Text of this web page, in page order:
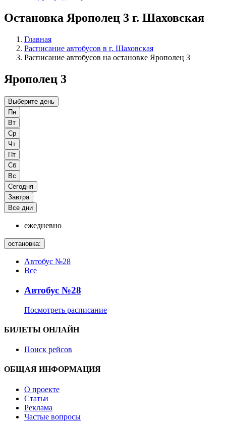
Остановка Ярополец 3 г. Шаховская
Главная
Расписание автобусов в г. Шаховская
Расписание автобусов на остановке Ярополец 3
Ярополец 3
Выберите день
Пн
Вт
Ср
Чт
Пт
Сб
Вс
Сегодня
Завтра
Все дни
ежедневно
остановка:
Автобус №28
Все
Автобус №28
Посмотреть расписание
БИЛЕТЫ ОНЛАЙН
Поиск рейсов
ОБЩАЯ ИНФОРМАЦИЯ
О проекте
Статьи
Реклама
Частые вопросы